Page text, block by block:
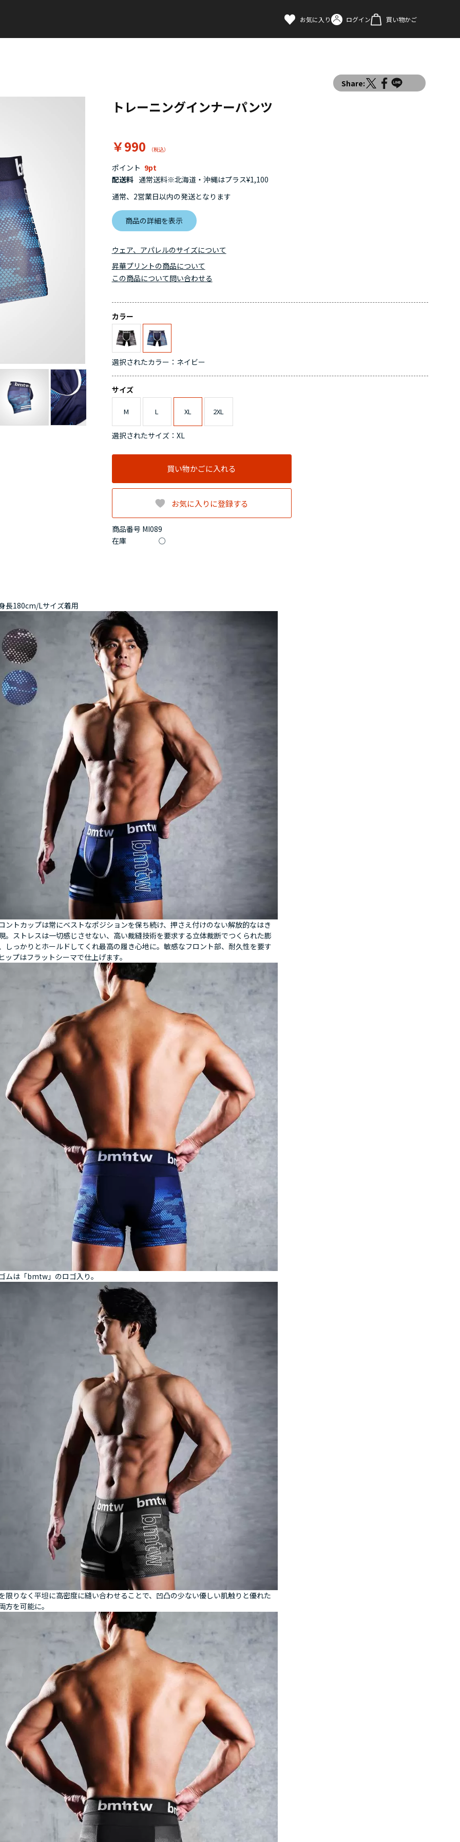
お気に入り ログイン 買い物かご
Share:
トレーニングインナーパンツ
￥990
商品番号 MI089
ポイント 9
在庫 ○
配送料 通常送料※北海道・沖縄はプラス¥1,100
通常、2営業日以内の発送となります
商品の詳細を表示
ウェア、アパレルのサイズについて
昇華プリントの商品について
カラー
選択されたカラー：ネイビー
サイズ
M L XL 2XL
選択されたサイズ：XL
買い物かごに入れる
お気に入りに登録する
この商品について問い合わせる
長180cm/Lサイズ着用
ントカップは常にベストなポジションを保ち続け、押さえ付けのない解放的なはき
。ストレスは一切感じさせない、高い裁縫技術を要求する立体裁断でつくられた膨
しっかりとホールドしてくれ最高の履き心地に。敏感なフロント部、耐久性を要す
ップはフラットシーマで仕上げます。
ムは「bmtw」のロゴ入り。
限りなく平坦に高密度に縫い合わせることで、凹凸の少ない優しい肌触りと優れた
方を可能に。